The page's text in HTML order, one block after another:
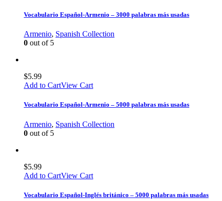
Vocabulario Español-Armenio – 3000 palabras más usadas
Armenio, Spanish Collection
0 out of 5
$5.99
Add to CartView Cart
Vocabulario Español-Armenio – 5000 palabras más usadas
Armenio, Spanish Collection
0 out of 5
$5.99
Add to CartView Cart
Vocabulario Español-Inglés británico – 5000 palabras más usadas